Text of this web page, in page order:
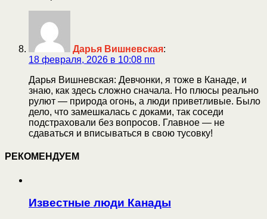
Дарья Вишневская:
18 февраля, 2026 в 10:08 пп
Дарья Вишневская: Девчонки, я тоже в Канаде, и
знаю, как здесь сложно сначала. Но плюсы реально
рулют — природа огонь, а люди приветливые. Было
дело, что замешкалась с доками, так соседи
подстраховали без вопросов. Главное — не
сдаваться и вписываться в свою тусовку!
РЕКОМЕНДУЕМ
Известные люди Канады